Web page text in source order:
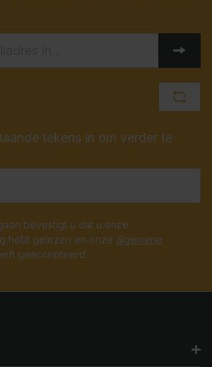
tekens in om verder te
bevestigt u dat u onze
hebt gelezen en onze algemene
geaccepteerd.